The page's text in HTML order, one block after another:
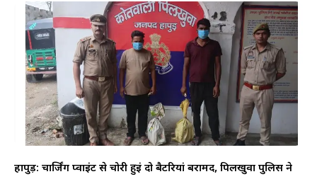
हापुड़: चार्जिंग प्वाइंट से चोरी हुईं दो बैटरियां बरामद, पिलखुवा पुलिस ने